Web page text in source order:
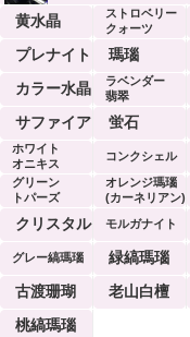
黄水晶
ストロベリー
クォーツ
プレナイト
瑪瑙
カラー水晶
ラベンダー
翡翠
サファイア 蛍石
ホワイト
オニキス
コンクシェル
グリーン
トパーズ
オレンジ瑪瑙
(カーネリアン)
クリスタル モルガナイト
グレー縞瑪瑙 緑縞瑪瑙
古渡珊瑚 老山白檀
桃縞瑪瑙